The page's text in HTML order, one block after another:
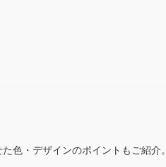
色・デザインのポイントもご紹介。